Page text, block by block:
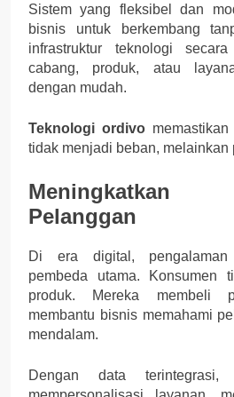
Sistem yang fleksibel dan
bisnis untuk berkembang
infrastruktur teknologi
cabang, produk, atau
dengan mudah.
Teknologi ordivo
tidak menjadi beban, melainkan
Meningkatkan
Pelanggan
Di era digital, pengalaman
pembeda utama. Konsumen
produk. Mereka membeli
membantu bisnis memahami
mendalam.
Dengan data terintegrasi,